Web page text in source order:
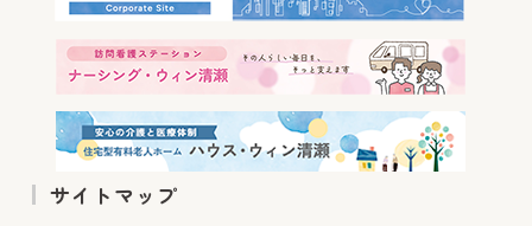
サイトマップ